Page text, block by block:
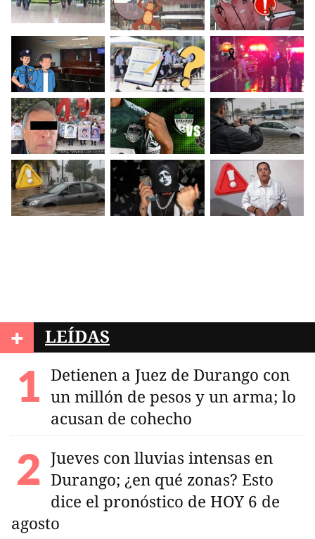
+ LEÍDAS
Detienen a Juez de Durango con
un millón de pesos y un arma; lo
acusan de cohecho
Jueves con lluvias intensas en
Durango; ¿en qué zonas? Esto
dice el pronóstico de HOY 6 de
agosto